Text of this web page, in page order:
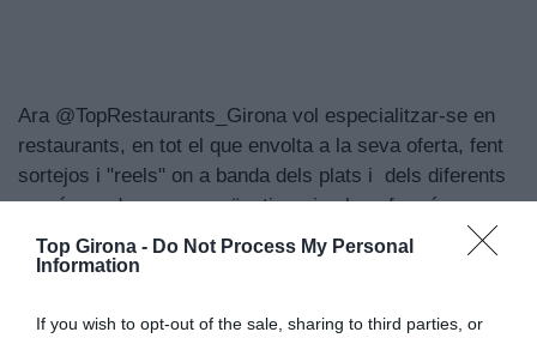
Top Girona - Do Not Process My Personal
Information
If you wish to opt-out of the sale, sharing to third parties, or
Ara @TopRestaurants_Girona vol especialitzar-se en
restaurants, en tot el que envolta a la seva oferta, fent
sortejos i "reels" on a banda dels plats i dels diferents
menús, podrem veure qüestionaris als xefs més
representatius de la demarcació de Girona o receptes
que faran els mateixos cuiners. L'aposta per la
@TopRestaurants_Girona es donarà tot el